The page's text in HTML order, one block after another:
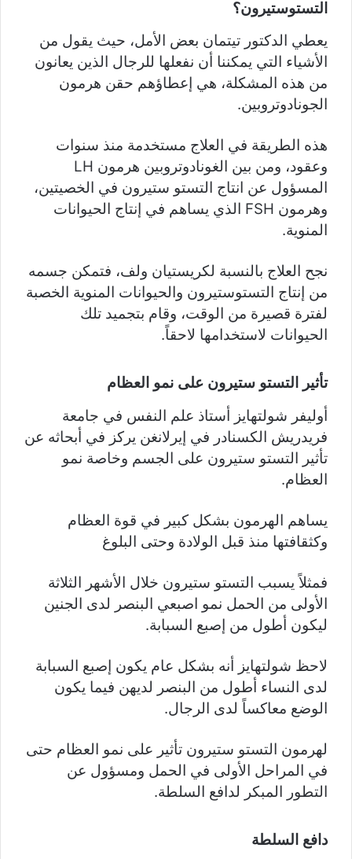
التستوستيرون؟
يعطي الدكتور تيتمان بعض الأمل، حيث يقول من
الأشياء التي يمكننا أن نفعلها للرجال الذين يعانون
من هذه المشكلة، هي إعطاؤهم حقن هرمون
الجونادوتروبين.
هذه الطريقة في العلاج مستخدمة منذ سنوات
وعقود، ومن بين الغونادوتروبين هرمون LH
المسؤول عن انتاج التستو ستيرون في الخصيتين،
وهرمون FSH الذي يساهم في إنتاج الحيوانات
المنوية.
نجح العلاج بالنسبة لكريستيان ولف، فتمكن جسمه
من إنتاج التستوستيرون والحيوانات المنوية الخصبة
لفترة قصيرة من الوقت، وقام بتجميد تلك
الحيوانات لاستخدامها لاحقاً.
تأثير التستو ستيرون على نمو العظام
أوليفر شولتهايز أستاذ علم النفس في جامعة
فريدريش الكسنادر في إيرلانغن يركز في أبحاثه عن
تأثير التستو ستيرون على الجسم وخاصة نمو
العظام.
يساهم الهرمون بشكل كبير في قوة العظام
وكثقافتها منذ قبل الولادة وحتى البلوغ
فمثلاً يسبب التستو ستيرون خلال الأشهر الثلاثة
الأولى من الحمل نمو اصبعي البنصر لدى الجنين
ليكون أطول من إصبع السبابة.
لاحظ شولتهايز أنه بشكل عام يكون إصبع السبابة
لدى النساء أطول من البنصر لديهن فيما يكون
الوضع معاكساً لدى الرجال.
لهرمون التستو ستيرون تأثير على نمو العظام حتى
في المراحل الأولى في الحمل ومسؤول عن
التطور المبكر لدافع السلطة.
دافع السلطة